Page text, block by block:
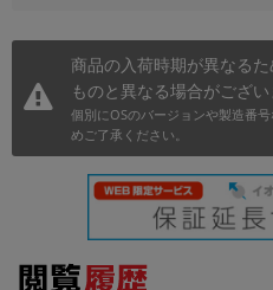
商品の入荷時期が異なる
ものと異なる場合がござい
個別にOSのバージョンや製造番
めご了承ください。
モニタサイズ
円 ～